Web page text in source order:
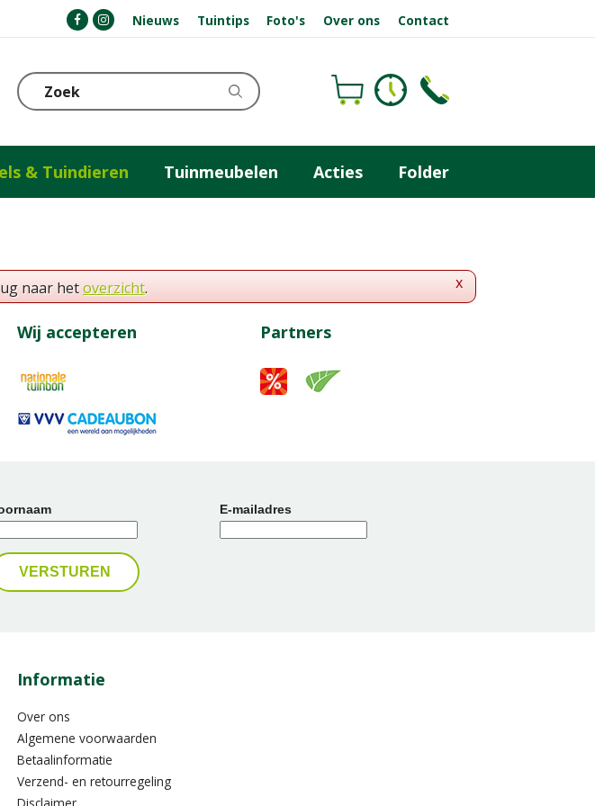
Nieuws Tuintips Foto's Over ons Contact
& Tuindieren Tuinmeubelen Acties Folder
x
naar hetoverzicht.
Wij accepteren Partners
E-mailadres
Informatie
Over ons
Algemene voorwaarden
Betaalinformatie
Verzend- en retourregeling
Disclaimer